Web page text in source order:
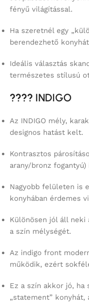
fényű világítással.
Ha szeretnél egy
berendezhető
Ideális választás
természetes stílusú
???? INDIGO
Az INDIGO mély,
designos hatást kelt.
Kontrasztos
arany/bronz fogantyú)
Nagyobb felületen is
konyhában érdemes
Különösen jól áll neki
a szín mélységét.
Az indigo front
működik, ezért
Ez a szín akkor jó, ha
„statement”